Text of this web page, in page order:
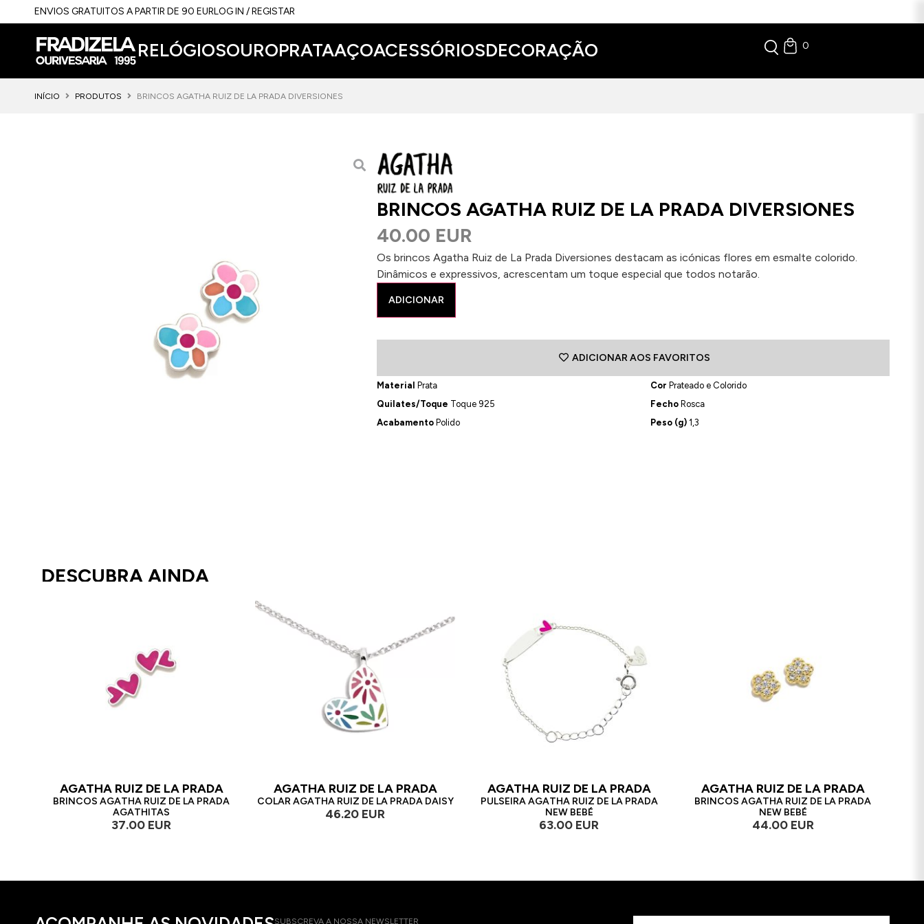
ENVIOS GRATUITOS A PARTIR DE 90 EURLOG IN / REGISTAR
RELÓGIOSOUROPRATAAÇOACESSÓRIOSDECORAÇÃO 0
INÍCIO PRODUTOS BRINCOS AGATHA RUIZ DE LA PRADA DIVERSIONES
BRINCOS AGATHA RUIZ DE LA PRADA DIVERSIONES
40.00 EUR
Os brincos Agatha Ruiz de La Prada Diversiones destacam as icónicas flores em esmalte colorido.
Dinâmicos e expressivos, acrescentam um toque especial que todos notarão.
ADICIONAR
ADICIONAR AOS FAVORITOS
Material
Prata
Quilates/Toque Toque 925
AcabamentoPolido
Cor Prateado e Colorido
FechoRosca
Peso (g)1,3
DESCUBRA AINDA
AGATHA RUIZ DE LA PRADA
BRINCOS AGATHA RUIZ DE LA PRADA
AGATHITAS
37.00 EUR
AGATHA RUIZ DE LA PRADA
COLAR AGATHA RUIZ DE LA PRADA DAISY
46.20 EUR
AGATHA RUIZ DE LA PRADA
PULSEIRA AGATHA RUIZ DE LA PRADA
NEW BEBÉ
63.00 EUR
AGATHA RUIZ DE LA PRADA
BRINCOS AGATHA RUIZ DE LA PRADA
NEW BEBÉ
44.00 EUR
SUBSCREVA A NOSSA NEWSLETTER